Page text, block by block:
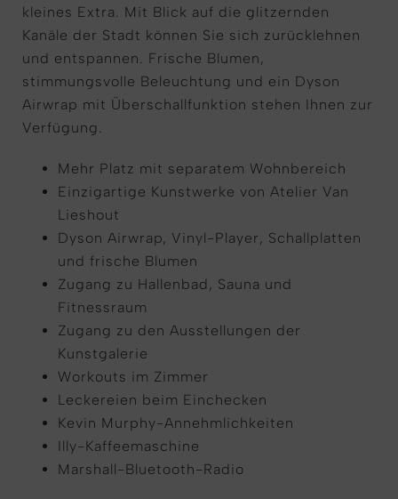
kleines Extra. Mit Blick auf die glitzernden
Kanäle der Stadt können Sie sich zurücklehnen
und entspannen. Frische Blumen,
stimmungsvolle Beleuchtung und ein Dyson
Airwrap mit Überschallfunktion stehen Ihnen zur
Verfügung.
Mehr Platz mit separatem Wohnbereich
Einzigartige Kunstwerke von Atelier Van
Lieshout
Dyson Airwrap, Vinyl-Player, Schallplatten
und frische Blumen
Zugang zu Hallenbad, Sauna und
Fitnessraum
Zugang zu den Ausstellungen der
Kunstgalerie
Workouts im Zimmer
Leckereien beim Einchecken
Kevin Murphy-Annehmlichkeiten
Illy-Kaffeemaschine
Marshall-Bluetooth-Radio